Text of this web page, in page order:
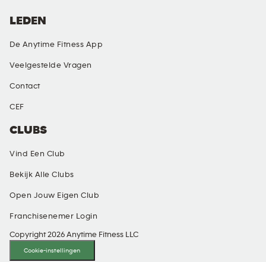
CLUBS
Vind Een Club
Bekijk Alle Clubs
Open Jouw Eigen Club
Franchisenemer Login
LEDEN
De Anytime Fitness App
Veelgestelde Vragen
Contact
CEF
Copyright 2026 Anytime Fitness LLC
Cookie-instellingen